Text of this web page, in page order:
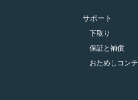
サポート
下取り
保証と補償
おためしコン